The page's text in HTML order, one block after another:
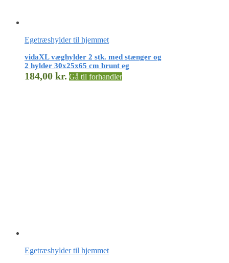
Egetræshylder til hjemmet
vidaXL væghylder 2 stk. med stænger og
2 hylder 30x25x65 cm brunt eg
184,00 kr. Gå til forhandler
Egetræshylder til hjemmet